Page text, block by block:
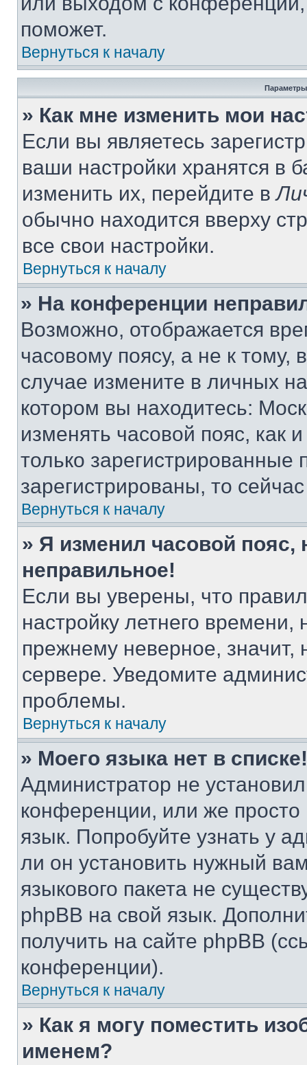
поможет.
Вернуться к началу
Параметры
» Как мне изменить мои
Если вы являетесь
ваши настройки хранятся в
изменить их, перейдите в
обычно находится вверху
все свои настройки.
Вернуться к началу
» На конференции
Возможно, отображается
часовому поясу, а не к тому,
случае измените в личных
котором вы находитесь:
изменять часовой пояс, как
только
зарегистрированы, то
Вернуться к началу
» Я изменил часовой пояс,
неправильное!
Если вы уверены, что
настройку летнего
прежнему неверное, значит,
сервере. Уведомите
проблемы.
Вернуться к началу
» Моего языка нет в списке!
Администратор не
конференции, или же
язык. Попробуйте узнать у
ли он установить нужный
языкового пакета не
phpBB на свой язык.
получить на сайте phpBB
конференции).
Вернуться к началу
» Как я могу поместить
именем?